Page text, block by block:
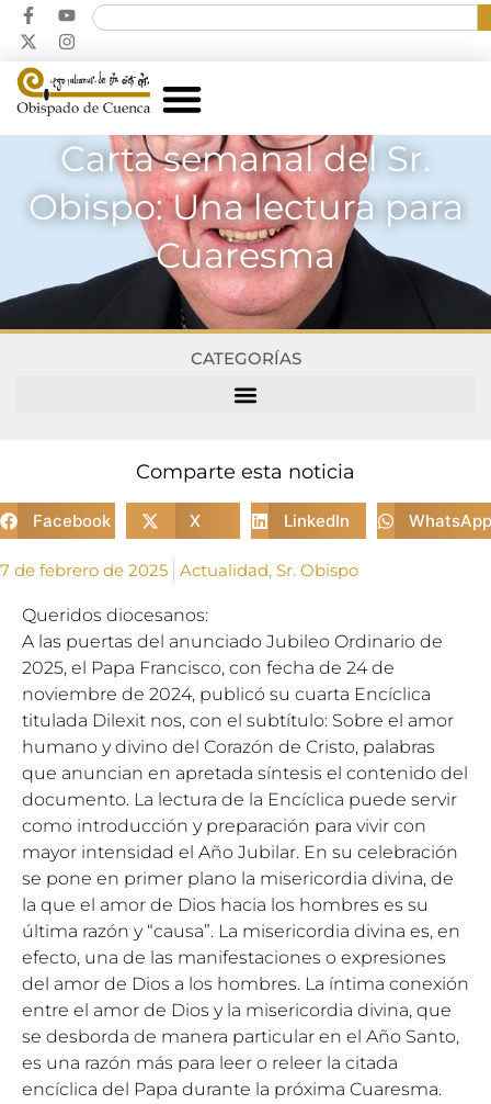
Carta semanal del Sr.
Obispo: Una lectura para
Cuaresma
CATEGORÍAS
Comparte esta noticia
Facebook X LinkedIn WhatsApp
7 de febrero de 2025 Actualidad, Sr. Obispo
Queridos diocesanos:
A las puertas del anunciado Jubileo Ordinario de
2025, el Papa Francisco, con fecha de 24 de
noviembre de 2024, publicó su cuarta Encíclica
titulada Dilexit nos, con el subtítulo: Sobre el amor
humano y divino del Corazón de Cristo, palabras
que anuncian en apretada síntesis el contenido del
documento. La lectura de la Encíclica puede servir
como introducción y preparación para vivir con
mayor intensidad el Año Jubilar. En su celebración
se pone en primer plano la misericordia divina, de
la que el amor de Dios hacia los hombres es su
última razón y “causa”. La misericordia divina es, en
efecto, una de las manifestaciones o expresiones
del amor de Dios a los hombres. La íntima conexión
entre el amor de Dios y la misericordia divina, que
se desborda de manera particular en el Año Santo,
es una razón más para leer o releer la citada
encíclica del Papa durante la próxima Cuaresma.